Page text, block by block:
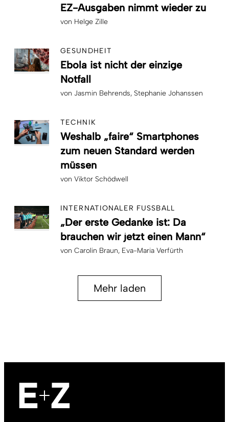
EZ-Ausgaben nimmt wieder zu
von Helge Zille
GESUNDHEIT
Ebola ist nicht der einzige
Notfall
von Jasmin Behrends Stephanie Johanssen
TECHNIK
Weshalb „faire“ Smartphones
zum neuen Standard werden
müssen
von Viktor Schödwell
INTERNATIONALER FUSSBALL
„Der erste Gedanke ist: Da
brauchen wir jetzt einen Mann“
von Carolin Braun Eva-Maria Verfürth
Mehr laden